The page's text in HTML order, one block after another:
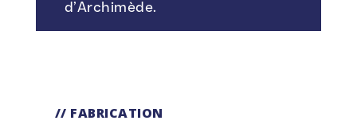
d’Archimède.
// FABRICATION